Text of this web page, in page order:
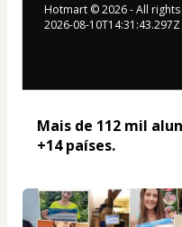
Hotmart ©2026- All
2026-08-10T14:31:43.297Z
Mais de 112 mil
+14 países.